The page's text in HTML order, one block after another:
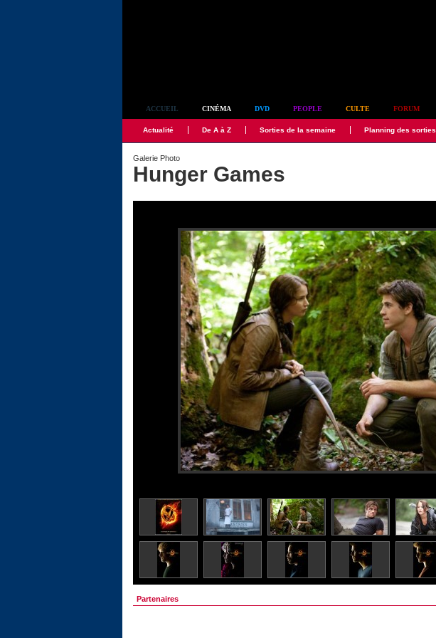
ACCUEIL CINÉMA DVD PEOPLE CULTE FORUM
Actualité De A à Z Sorties de la semaine Planning des sorties
Galerie Photo
Hunger Games
Partenaires